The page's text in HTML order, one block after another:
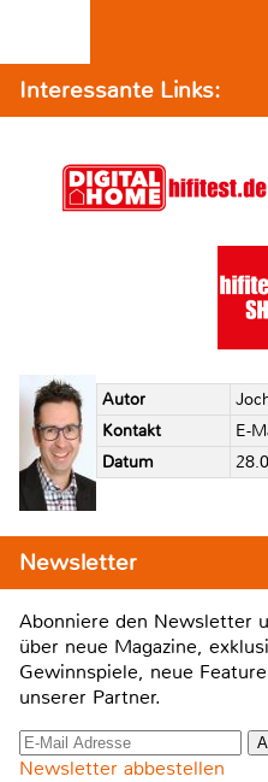
Interessante Links:
Autor
Kontakt
E-
Datum
Newsletter
Abonniere den Newsletter
über neue Magazine,
Gewinnspiele, neue
unserer Partner.
Newsletter abbestellen